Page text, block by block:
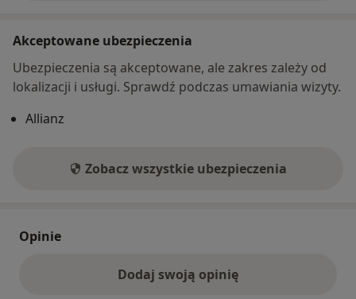
Akceptowane ubezpieczenia
Ubezpieczenia są akceptowane, ale zakres zależy od
lokalizacji i usługi. Sprawdź podczas umawiania wizyty.
Allianz
Zobacz wszystkie ubezpieczenia
Opinie
Dodaj swoją opinię